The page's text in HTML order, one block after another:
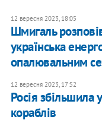
12 вересня 2023, 18:05
Шмигаль
українська
опалювальним
12 вересня 2023, 17:52
Росія збільшила
кораблів